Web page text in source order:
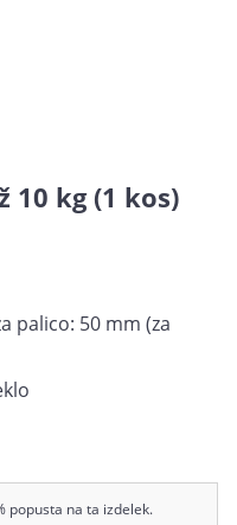
10 kg (1 kos)
palico: 50 mm (za
popusta na ta izdelek.